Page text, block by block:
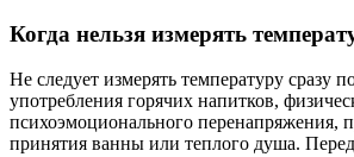
Когда нельзя измерять
Не следует измерять температуру сразу
употребления горячих напитков,
психоэмоционального перенапряжения,
принятия ванны или теплого душа.